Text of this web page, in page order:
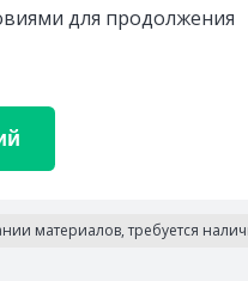
для продолжения
материалов, требуется